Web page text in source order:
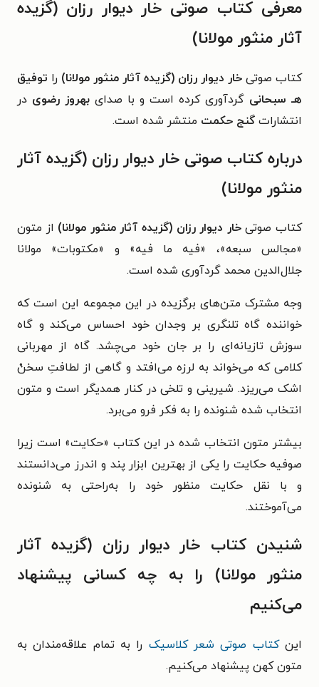
معرفی کتاب صوتی خار دیوار رزان (گزیده
آثار منثور مولانا)
کتاب صوتی خار دیوار رزان (گزیده آثار منثور مولانا) را توفیق
هـ سبحانی گردآوری کرده است و با صدای بهروز رضوی در
انتشارات گنج حکمت منتشر شده است.
درباره کتاب صوتی خار دیوار رزان (گزیده آثار
منثور مولانا)
کتاب صوتیخار دیوار رزان (گزیده آثار منثور مولانا) از متون
«مجالس سبعه»، «فیه ما فیه» و «مکتوبات» مولانا
جلال‌الدین محمد گردآوری شده است.
وجه مشترک متن‌های برگزیده در این مجموعه این است که
خواننده گاه تلنگری بر وجدان خود احساس می‌کند و گاه
سوزش تازیانه‌ای را بر جان خود می‌چشد. گاه از مهربانی
کلامی که می‌خواند به لرزه می‌افتد و گاهی از لطافتِ سخنْ
اشک می‌ریزد. شیرینی و تلخی در کنار همدیگر است و متون
انتخاب شده شنونده را به فکر فرو می‌برد.
بیشتر متون انتخاب شده در این کتاب «حکایت» است زیرا
صوفیه حکایت را یکی از بهترین ابزار پند و اندرز می‌دانستند
و با نقل حکایت منظور خود را به‌راحتی به شنونده
می‌آموختند.
شنیدن کتاب خار دیوار رزان (گزیده آثار
منثور مولانا) را به چه کسانی پیشنهاد
می‌کنیم
اینکتاب صوتی شعر کلاسیک را به تمام علاقه‌مندان به
متون کهن پیشنهاد می‌کنیم.